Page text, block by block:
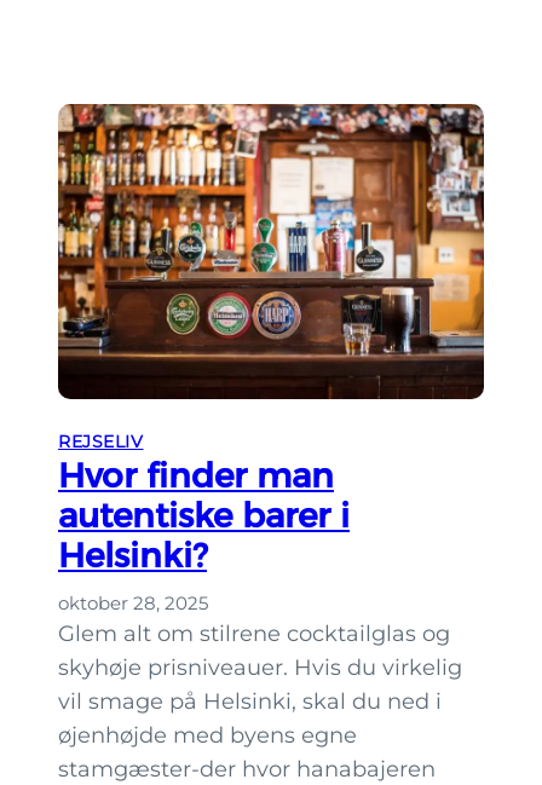
m
a
n
o
p
l
e
v
H
l
s
i
n
k
i
u
d
e
n
REJSELIV
Hvor finder man
autentiske barer i
Helsinki?
oktober 28, 2025
Glem alt om stilrene cocktailglas og
skyhøje prisniveauer. Hvis du virkelig
vil smage på Helsinki, skal du ned i
øjenhøjde med byens egne
stamgæster-der hvor hanabajeren